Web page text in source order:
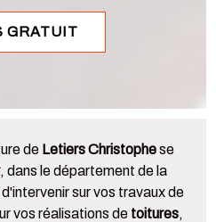
GRATUIT
de Letiers Christophese
, dans le département de la
sur vos travaux de
vos réalisations de toitures,